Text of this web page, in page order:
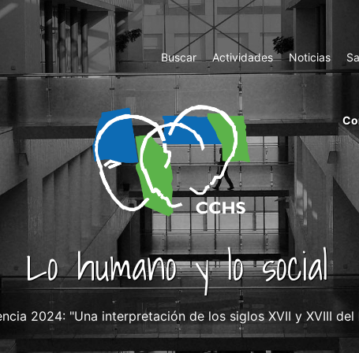
Top
Menu
Buscar Actividades Noticias
right
Lo humano y lo social
2024: "Una interpretación de los siglos XVII y XVIII